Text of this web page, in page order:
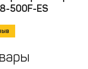
500F-ES